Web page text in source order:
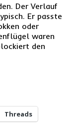
Der Verlauf
Er passte
oder
waren
den
Threads